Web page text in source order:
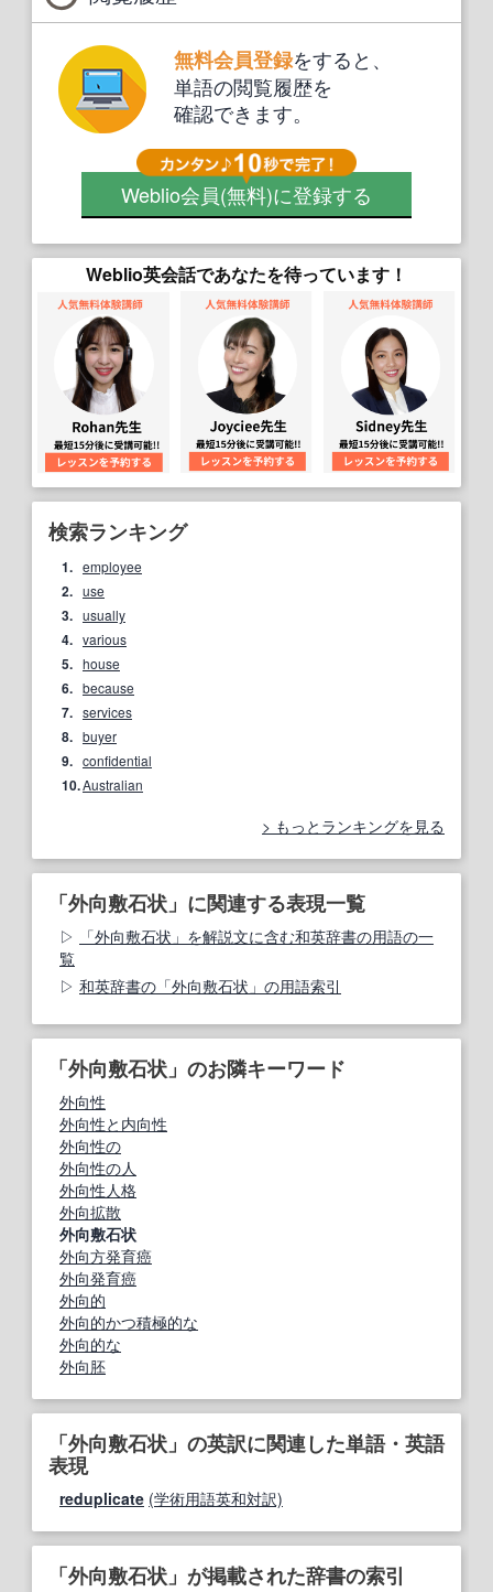
無料会員登録をすると、
単語の閲覧履歴を
確認できます。
Weblio会員(無料)に登録する
Weblio英会話であなたを待っています！
検索ランキング
1. employee
2. use
3. usually
4. various
5. house
6. because
7. services
8. buyer
9. confidential
10.Australian
もっとランキングを見る
「外向敷石状」に関連する表現一覧
「外向敷石状」を解説文に含む和英辞書の用語の一
覧
和英辞書の「外向敷石状」の用語索引
「外向敷石状」のお隣キーワード
外向性
外向性と内向性
外向性の
外向性の人
外向性人格
外向拡散
外向敷石状
外向方発育癌
外向発育癌
外向的
外向的かつ積極的な
外向的な
外向胚
「外向敷石状」の英訳に関連した単語・英語
表現
reduplicate (学術用語英和対訳)
「外向敷石状」が掲載された辞書の索引